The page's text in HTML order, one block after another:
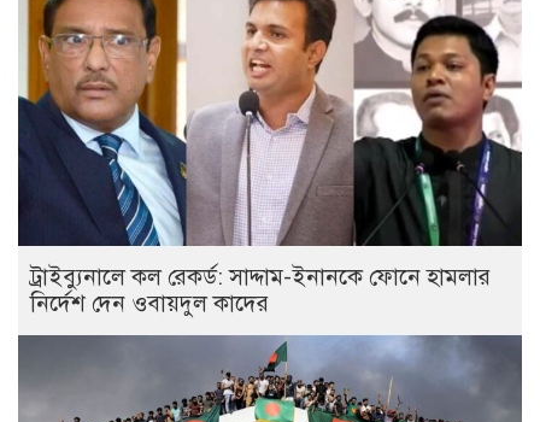
ট্রাইব্যুনালে কল রেকর্ড: সাদ্দাম-ইনানকে ফোনে হামলার
নির্দেশ দেন ওবায়দুল কাদের